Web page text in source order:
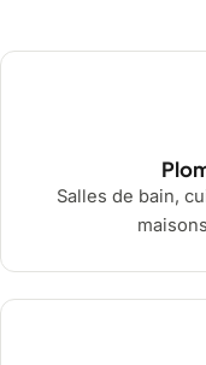
Salles de bain,